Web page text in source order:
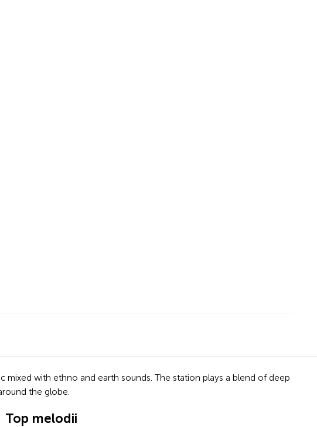
mixed with ethno and earth sounds. The station plays a blend of deep
the globe.
Top melodii